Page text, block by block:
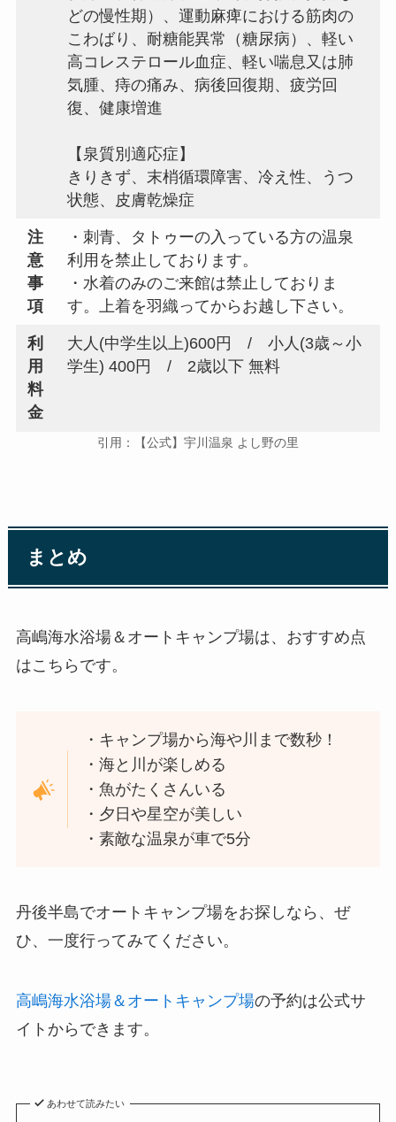
どの慢性期）、運動麻痺における筋肉の
こわばり、耐糖能異常（糖尿病）、軽い
高コレステロール血症、軽い喘息又は肺
気腫、痔の痛み、病後回復期、疲労回
復、健康増進
【泉質別適応症】
きりきず、末梢循環障害、冷え性、うつ
状態、皮膚乾燥症
注
意
事
項
・刺青、タトゥーの入っている方の温泉
利用を禁止しております。
・水着のみのご来館は禁止しておりま
す。上着を羽織ってからお越し下さい。
利
用
料
金
大人(中学生以上)600円 / 小人(3歳～小
学生) 400円 / 2歳以下 無料
引用：【公式】宇川温泉 よし野の里
まとめ
高嶋海水浴場＆オートキャンプ場は、おすすめ点
はこちらです。
・キャンプ場から海や川まで数秒！
・海と川が楽しめる
・魚がたくさんいる
・夕日や星空が美しい
・素敵な温泉が車で5分
丹後半島でオートキャンプ場をお探しなら、ぜ
ひ、一度行ってみてください。
高嶋海水浴場＆オートキャンプ場の予約は公式サ
イトからできます。
あわせて読みたい